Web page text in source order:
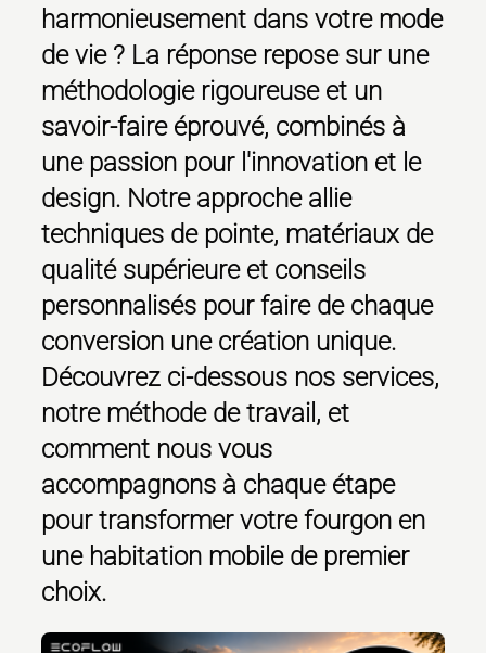
harmonieusement dans votre mode
de vie ? La réponse repose sur une
méthodologie rigoureuse et un
savoir-faire éprouvé, combinés à
une passion pour l'innovation et le
design. Notre approche allie
techniques de pointe, matériaux de
qualité supérieure et conseils
personnalisés pour faire de chaque
conversion une création unique.
Découvrez ci-dessous nos services,
notre méthode de travail, et
comment nous vous
accompagnons à chaque étape
pour transformer votre fourgon en
une habitation mobile de premier
choix.